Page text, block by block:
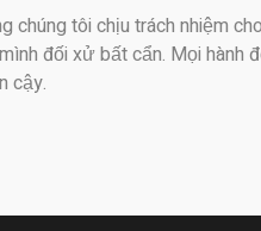
chúng tôi chịu trách nhiệm
đối xử bất cẩn. Mọi hành
cậy.